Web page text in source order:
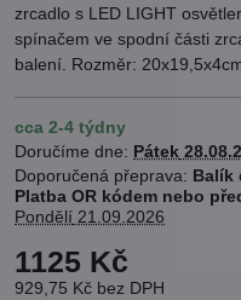
zrcadlo s LED LIGHT
spínačem ve spodní části
balení. Rozměr:
cca 2-4 týdny
Doručíme dne: Pátek
Balík
Platba OR kódem nebo
Pondělí 21.09.2026
1125 Kč
929,75 Kč bez DPH